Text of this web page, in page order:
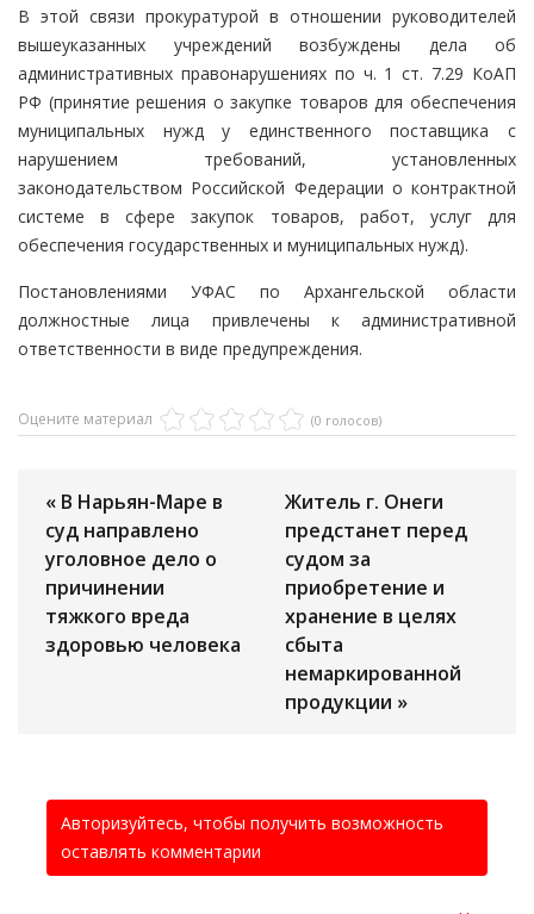
В этой связи прокуратурой в отношении руководителей
вышеуказанных учреждений возбуждены дела об
административных правонарушениях по ч. 1 ст. 7.29 КоАП
РФ (принятие решения о закупке товаров для обеспечения
муниципальных нужд у единственного поставщика с
нарушением требований, установленных
законодательством Российской Федерации о контрактной
системе в сфере закупок товаров, работ, услуг для
обеспечения государственных и муниципальных нужд).
Постановлениями УФАС по Архангельской области
должностные лица привлечены к административной
ответственности в виде предупреждения.
Оцените материал (0 голосов)
« В Нарьян-Маре в
суд направлено
уголовное дело о
причинении
тяжкого вреда
здоровью человека
Житель г. Онеги
предстанет перед
судом за
приобретение и
хранение в целях
сбыта
немаркированной
продукции »
Авторизуйтесь, чтобы получить возможность
оставлять комментарии